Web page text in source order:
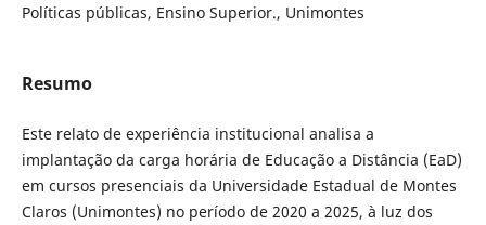
Políticas públicas, Ensino Superior., Unimontes
Resumo
Este relato de experiência institucional analisa a
implantação da carga horária de Educação a Distância (EaD)
em cursos presenciais da Universidade Estadual de Montes
Claros (Unimontes) no período de 2020 a 2025, à luz dos